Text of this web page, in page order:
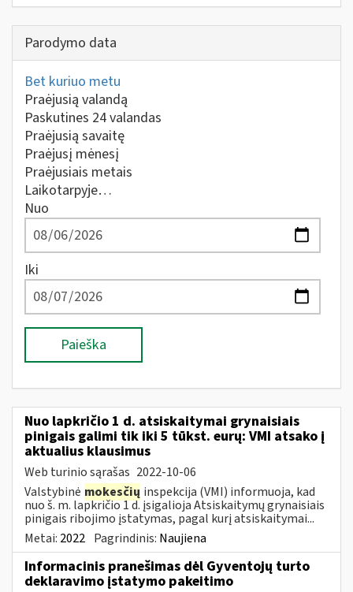
Parodymo data
Bet kuriuo metu
Praėjusią valandą
Paskutines 24 valandas
Praėjusią savaitę
Praėjusį mėnesį
Praėjusiais metais
Laikotarpyje…
Nuo
Iki
Paieška
Nuo lapkričio 1 d. atsiskaitymai grynaisiais
pinigais galimi tik iki 5 tūkst. eurų: VMI atsako į
aktualius klausimus
Web turinio sąrašas 2022-10-06
Valstybinė mokesčių inspekcija (VMI) informuoja, kad
nuo š. m. lapkričio 1 d. įsigalioja Atsiskaitymų grynaisiais
pinigais ribojimo įstatymas, pagal kurį atsiskaitymai...
Metai: 2022 Pagrindinis: Naujiena
Informacinis pranešimas dėl Gyventojų turto
deklaravimo įstatymo pakeitimo